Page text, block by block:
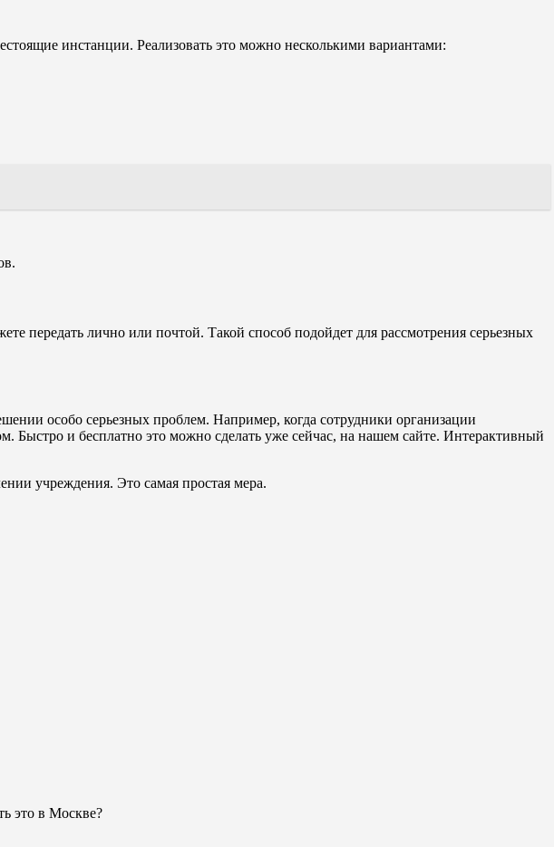
инстанции. Реализовать это можно несколькими вариантами:
передать лично или почтой. Такой способ подойдет для рассмотрения серьезных
особо серьезных проблем. Например, когда сотрудники организации
Быстро и бесплатно это можно сделать уже сейчас, на нашем сайте. Интерактивный
учреждения. Это самая простая мера.
это в Москве?